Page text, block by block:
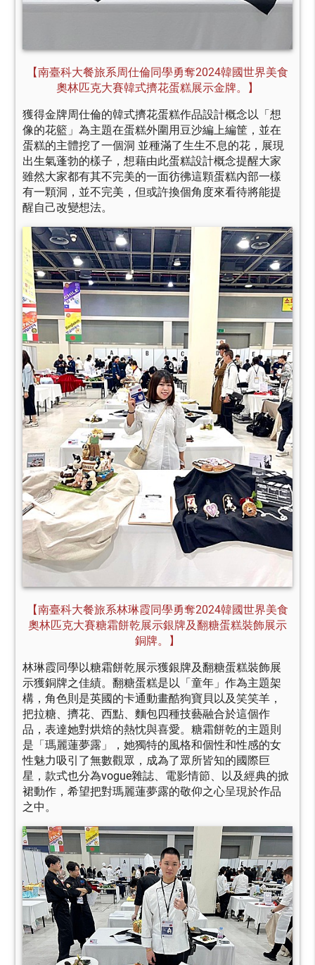
【南臺科大餐旅系周仕倫同學勇奪2024韓國世界美食
奧林匹克大賽韓式擠花蛋糕展示金牌。】
獲得金牌周仕倫的韓式擠花蛋糕作品設計概念以「想
像的花籃」為主題在蛋糕外圍用豆沙編上編筐，並在
蛋糕的主體挖了一個洞 並種滿了生生不息的花，展現
出生氣蓬勃的樣子，想藉由此蛋糕設計概念提醒大家
雖然大家都有其不完美的一面彷彿這顆蛋糕內部一樣
有一顆洞，並不完美，但或許換個角度來看待將能提
醒自己改變想法。
【南臺科大餐旅系林琳霞同學勇奪2024韓國世界美食
奧林匹克大賽糖霜餅乾展示銀牌及翻糖蛋糕裝飾展示
銅牌。】
林琳霞同學以糖霜餅乾展示獲銀牌及翻糖蛋糕裝飾展
示獲銅牌之佳績。翻糖蛋糕是以「童年」作為主題架
構，角色則是英國的卡通動畫酷狗寶貝以及笑笑羊，
把拉糖、擠花、西點、麵包四種技藝融合於這個作
品，表達她對烘焙的熱忱與喜愛。糖霜餅乾的主題則
是「瑪麗蓮夢露」，她獨特的風格和個性和性感的女
性魅力吸引了無數觀眾，成為了眾所皆知的國際巨
星，款式也分為vogue雜誌、電影情節、以及經典的掀
裙動作，希望把對瑪麗蓮夢露的敬仰之心呈現於作品
之中。